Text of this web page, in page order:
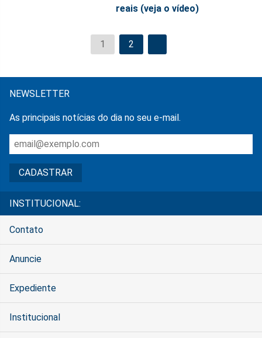
reais (veja o vídeo)
1 2
NEWSLETTER
As principais notícias do dia no seu e-mail.
INSTITUCIONAL:
Contato
Anuncie
Expediente
Institucional